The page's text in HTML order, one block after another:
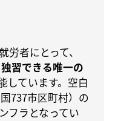
労者にとって、
習できる唯一の
しています。空白
737市区町村）の
フラとなってい